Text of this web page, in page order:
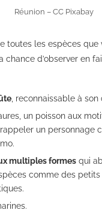
Réunion – CC Pixabay
toutes les espèces que
chance d’observer en
, reconnaissable à
un poisson aux
un personnage
multiples formes qui
comme des